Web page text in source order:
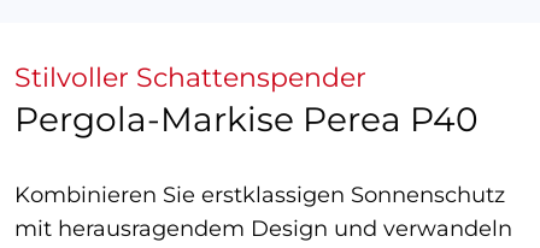
Stilvoller Schattenspender
Pergola-Markise Perea P40
Kombinieren Sie erstklassigen Sonnenschutz
mit herausragendem Design und verwandeln